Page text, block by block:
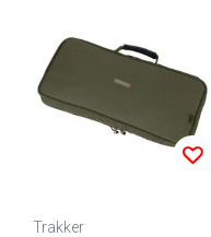
Trakker